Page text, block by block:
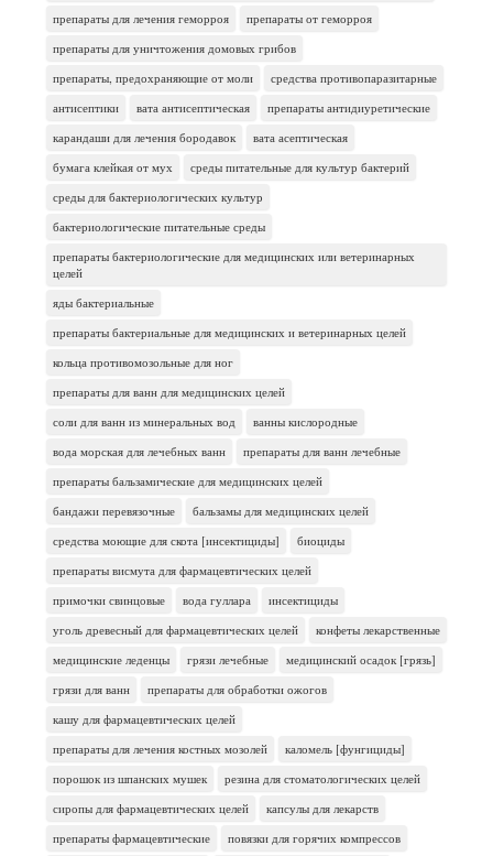
препараты для лечения геморроя
препараты от геморроя
препараты для уничтожения домовых грибов
препараты, предохраняющие от моли
средства противопаразитарные
антисептики
вата антисептическая
препараты антидиуретические
карандаши для лечения бородавок
вата асептическая
бумага клейкая от мух
среды питательные для культур бактерий
среды для бактериологических культур
бактериологические питательные среды
препараты бактериологические для медицинских или ветеринарных
целей
яды бактериальные
препараты бактериальные для медицинских и ветеринарных целей
кольца противомозольные для ног
препараты для ванн для медицинских целей
соли для ванн из минеральных вод
ванны кислородные
вода морская для лечебных ванн
препараты для ванн лечебные
препараты бальзамические для медицинских целей
бандажи перевязочные
бальзамы для медицинских целей
средства моющие для скота [инсектициды]
биоциды
препараты висмута для фармацевтических целей
примочки свинцовые
вода гуллара
инсектициды
уголь древесный для фармацевтических целей
конфеты лекарственные
медицинские леденцы
грязи лечебные
медицинский осадок [грязь]
грязи для ванн
препараты для обработки ожогов
кашу для фармацевтических целей
препараты для лечения костных мозолей
каломель [фунгициды]
порошок из шпанских мушек
резина для стоматологических целей
сиропы для фармацевтических целей
капсулы для лекарств
препараты фармацевтические
повязки для горячих компрессов